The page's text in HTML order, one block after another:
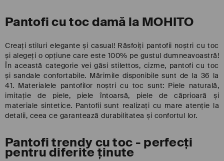
Pantofi cu toc damă la MOHITO
Creați stiluri elegante și casual! Răsfoiți pantofii noștri cu toc
și alegeți o opțiune care este 100% pe gustul dumneavoastră!
În această categorie vei găsi stilettos, cizme, pantofi cu toc
și sandale confortabile. Mărimile disponibile sunt de la 36 la
41. Materialele pantofilor noștri cu toc sunt: Piele naturală,
imitație de piele, piele întoarsă, piele de căprioară și
materiale sintetice. Pantofii sunt realizați cu mare atenție la
detalii, ceea ce garantează durabilitatea și confortul lor.
Pantofi trendy cu toc - perfecți
pentru diferite ținute